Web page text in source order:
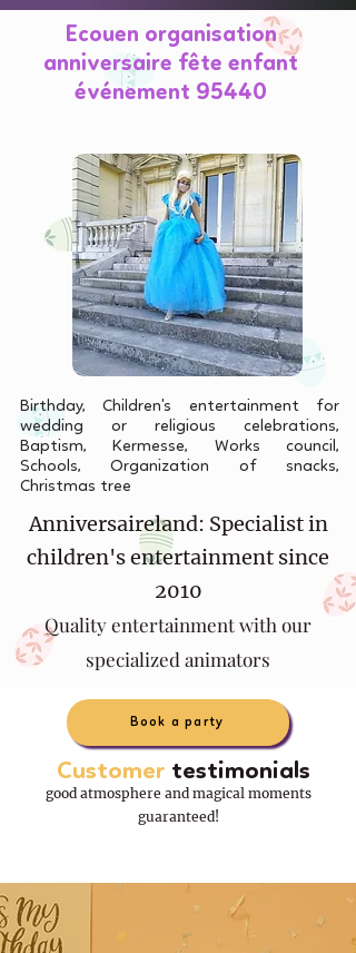
Ecouen organisation
anniversaire fête enfant
événement 95440
Birthday, Children's entertainment for
wedding or religious celebrations,
Baptism, Kermesse, Works council,
Schools, Organization of snacks,
Christmas tree
Anniversaireland: Specialist in
children's entertainment since
2010
Quality entertainment with our
specialized animators
Book a party
good atmosphere and magical moments
guaranteed!
Customer testimonials